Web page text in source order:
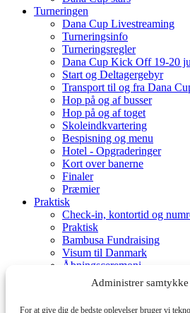
Administrer
For at give dig de bedste oplevelser bruger vi
Turneringen
Dana Cup Livestreaming
Turneringsinfo
Turneringsregler
Dana Cup Kick Off 19-20
Start og Deltagergebyr
Transport til og fra Dana
Hop på og af busser
Hop på og af toget
Skoleindkvartering
Bespisning og menu
Hotel - Opgraderinger
Kort over banerne
Finaler
Præmier
Praktisk
Check-in, kontortid og
Praktisk
Bambusa Fundraising
Visum til Danmark
Åbningsceremoni
Aktiviteter